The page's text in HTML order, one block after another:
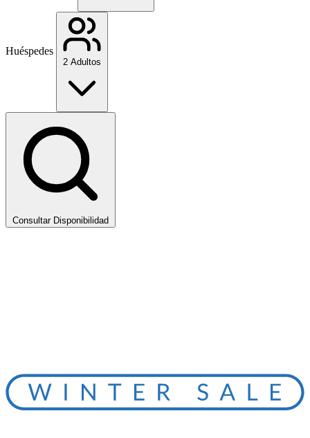
Huéspedes
2 Adultos
Consultar Disponibilidad